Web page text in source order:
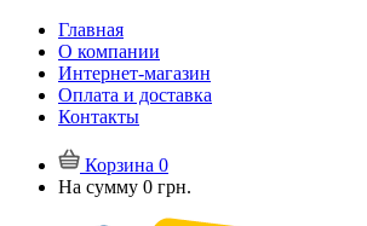
Главная
О компании
Интернет-магазин
Оплата и доставка
Контакты
Корзина 0
На сумму 0 грн.